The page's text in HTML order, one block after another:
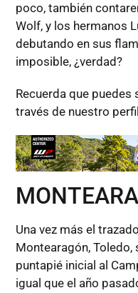
poco, también
Wolf, y los hermanos
debutando en sus
imposible, ¿verdad?
Recuerda que
través de nuestro
Una vez más el
Montearagón, Toledo,
puntapié inicial al
igual que el año